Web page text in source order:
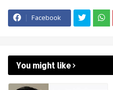
Facebook
You might like